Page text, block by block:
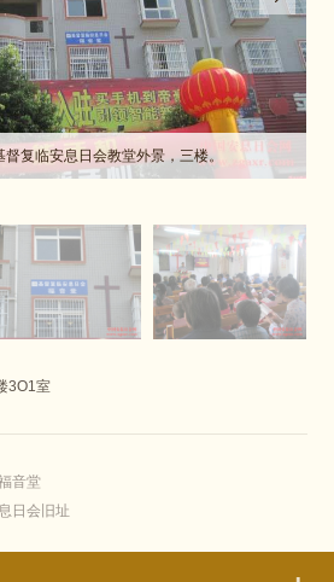
复临安息日会教堂外景，三楼。
3O1室
音堂
日会旧址